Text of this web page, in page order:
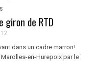
giron de RTD
dans un cadre marron!
en-Hurepoix par le